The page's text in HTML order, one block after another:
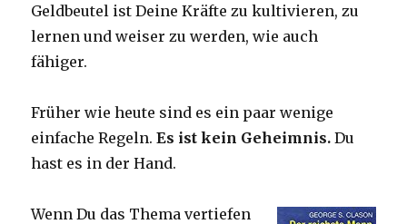
Geldbeutel ist Deine Kräfte zu kultivieren, zu
lernen und weiser zu werden, wie auch
fähiger.
Früher wie heute sind es ein paar wenige
einfache Regeln.Es ist kein Geheimnis. Du
hast es in der Hand.
Wenn Du das Thema vertiefen